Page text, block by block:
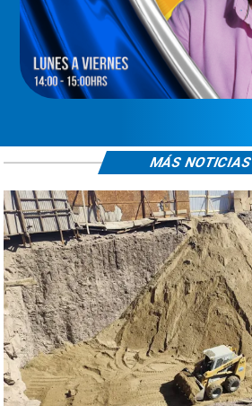
MÁS NOTICIAS